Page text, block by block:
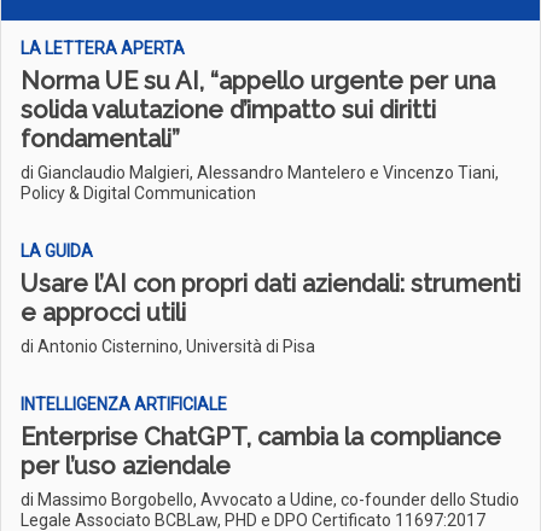
LA LETTERA APERTA
Norma UE su AI, “appello urgente per una
solida valutazione d’impatto sui diritti
fondamentali”
di Gianclaudio Malgieri, Alessandro Mantelero e Vincenzo Tiani,
Policy & Digital Communication
LA GUIDA
Usare l’AI con propri dati aziendali: strumenti
e approcci utili
di Antonio Cisternino, Università di Pisa
INTELLIGENZA ARTIFICIALE
Enterprise ChatGPT, cambia la compliance
per l’uso aziendale
di Massimo Borgobello, Avvocato a Udine, co-founder dello Studio
Legale Associato BCBLaw, PHD e DPO Certificato 11697:2017